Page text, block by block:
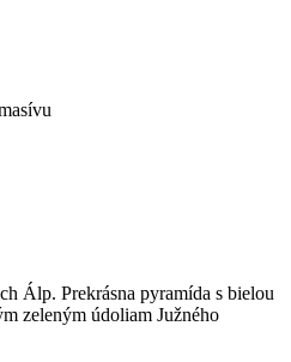
Álp. Prekrásna pyramída s bielou
zeleným údoliam Južného